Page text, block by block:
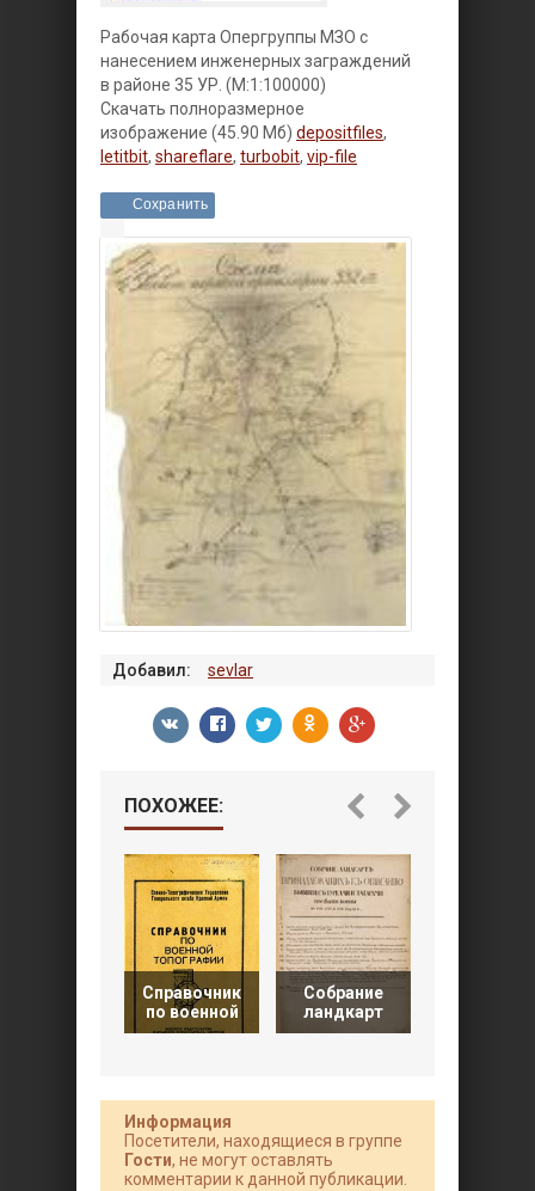
Рабочая карта Опергруппы МЗО с
нанесением инженерных заграждений
в районе 35 УР. (М:1:100000)
Скачать полноразмерное
изображение (45.90 Мб) depositfiles,
letitbit, shareflare, turbobit, vip-file
Сохранить
Добавил: sevlar
ПОХОЖЕЕ:
Справочник
по военной
Собрание
ландкарт
Информация
Посетители, находящиеся в группе
Гости, не могут оставлять
комментарии к данной публикации.